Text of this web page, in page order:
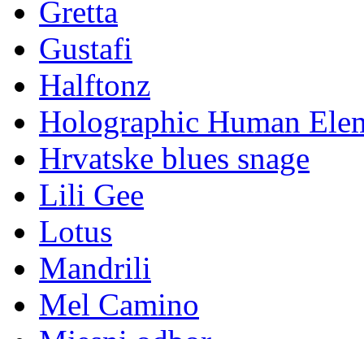
Gretta
Gustafi
Halftonz
Holographic Human
Hrvatske blues snage
Lili Gee
Lotus
Mandrili
Mel Camino